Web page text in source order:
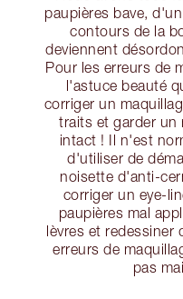
paupières bave,
contours de la
deviennent
Pour les erreurs de
l'astuce beauté
corriger un
traits et garder un
intact ! Il n'est
d'utiliser de
noisette d'anti-
corriger un eye-
paupières mal
lèvres et redessiner
erreurs de
pas